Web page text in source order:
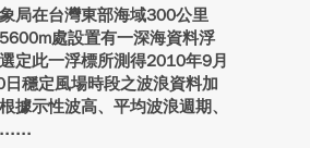
局在台灣東部海域300公里
處設置有一深海資料浮
定此一浮標所測得2010年9月
穩定風場時段之波浪資料加
據示性波高、平均波浪週期、